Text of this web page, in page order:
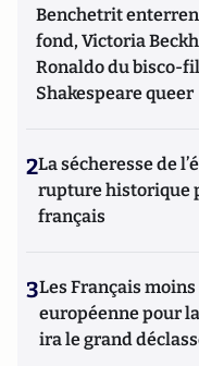
Benchetrit
fond, Victoria
Ronaldo du bisco-
Shakespeare queer
2La sécheresse de
rupture historique
français
3Les Français
européenne pour
ira le grand